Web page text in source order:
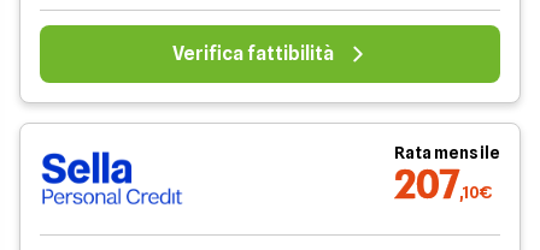
Verifica fattibilità
Rata mensile
207,10€